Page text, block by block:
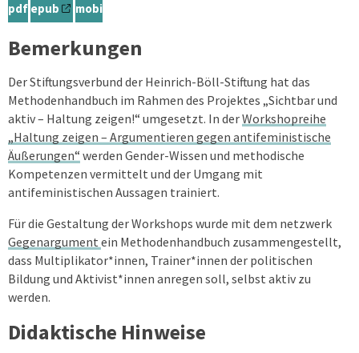
pdf epub mobi
Bemerkungen
Der Stiftungsverbund der Heinrich-Böll-Stiftung hat das
Methodenhandbuch im Rahmen des Projektes „Sichtbar und
aktiv – Haltung zeigen!“ umgesetzt. In derWorkshopreihe
„Haltung zeigen – Argumentieren gegen antifeministische
Äußerungen“ werden Gender-Wissen und methodische
Kompetenzen vermittelt und der Umgang mit
antifeministischen Aussagen trainiert.
Für die Gestaltung der Workshops wurde mit dem netzwerk
Gegenargument ein Methodenhandbuch zusammengestellt,
dass Multiplikator*innen, Trainer*innen der politischen
Bildung und Aktivist*innen anregen soll, selbst aktiv zu
werden.
Didaktische Hinweise